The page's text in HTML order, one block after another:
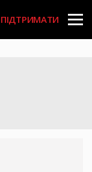
User
account
ПІДТРИМАТИ